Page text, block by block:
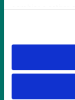
Si lo permite,
Recopilar
Con